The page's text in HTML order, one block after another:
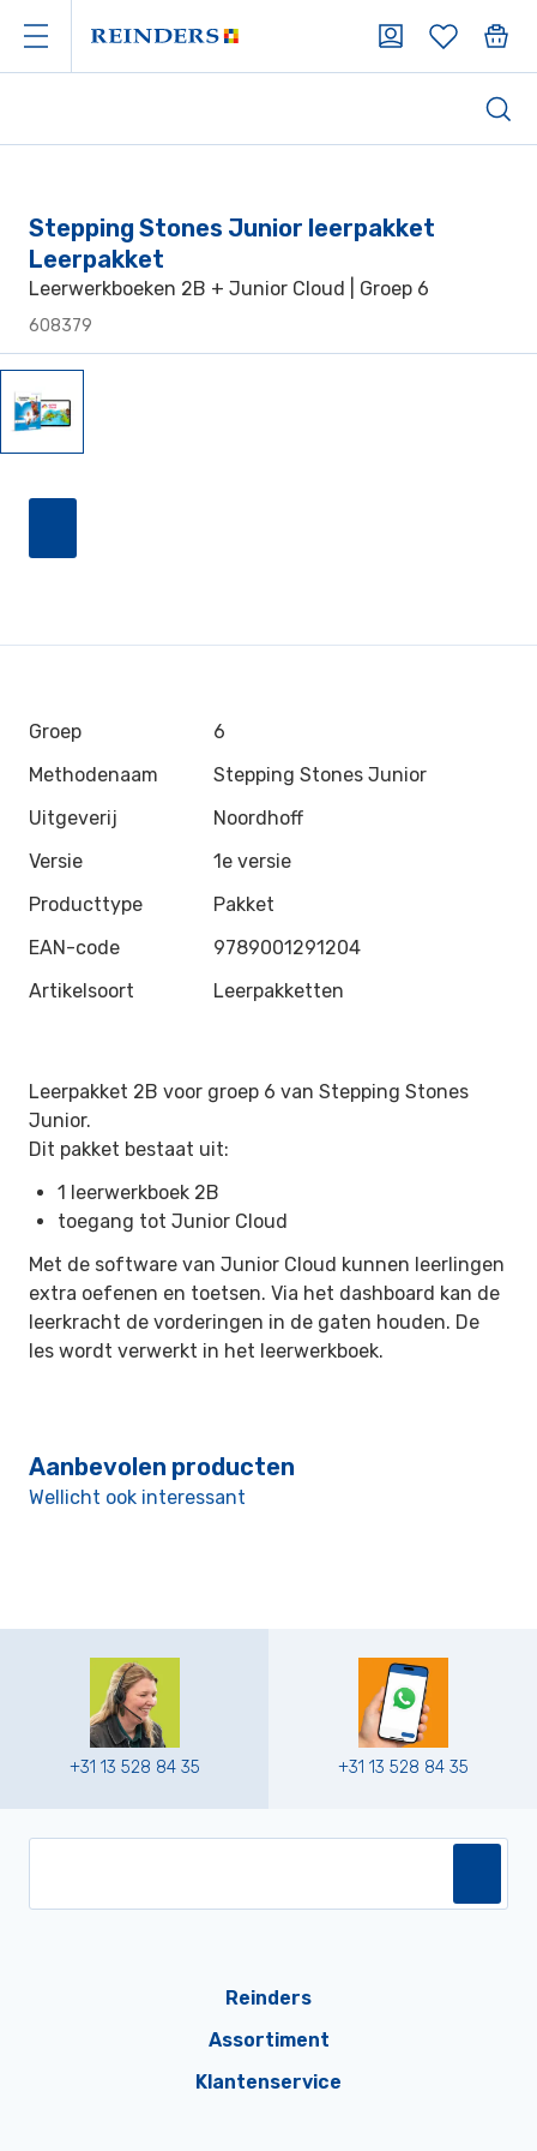
Stepping Stones Junior leerpakket
Leerpakket
Leerwerkboeken 2B + Junior Cloud | Groep 6
608379
Groep
6
Methodenaam
Stepping Stones Junior
Uitgeverij
Noordhoff
Versie
1e versie
Producttype
Pakket
EAN-code
9789001291204
Artikelsoort
Leerpakketten
Leerpakket 2B voor groep 6 van Stepping Stones
Junior.
Dit pakket bestaat uit:
1 leerwerkboek 2B
toegang tot Junior Cloud
Met de software van Junior Cloud kunnen leerlingen
extra oefenen en toetsen. Via het dashboard kan de
leerkracht de vorderingen in de gaten houden. De
les wordt verwerkt in het leerwerkboek.
Aanbevolen producten
Wellicht ook interessant
+31 13 528 84 35 +31 13 528 84 35
Reinders
Assortiment
Klantenservice